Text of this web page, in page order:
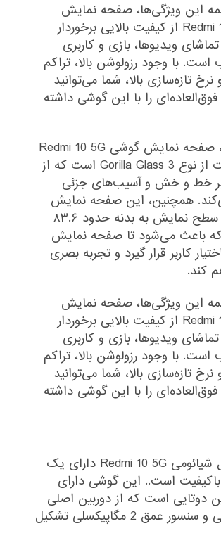
این ویژگی‌ها، صفحه نمایش
گوشی Redmi 10 5G از کیفیت بالایی برخوردار
ویدیوها، بازی و کاربری
است. با وجود رزولوشن بالا، تراکم
نرخ تازه‌سازی بالا، شما می‌توانید
را با این گوشی داشته
علاوه بر این، صفحه نمایش گوشی Redmi 10 5G
دارای حفاظت از نوع Gorilla Glass 3 است که از
خط و خش و آسیب‌های جزئی
همچنین، این صفحه نمایش
دارای نسبت سطح نمایش به بدنه حدود ۸۳.۶
باعث می‌شود تا صفحه نمایش
کاربر قرار گیرد و تجربه بصری
کند.
این ویژگی‌ها، صفحه نمایش
گوشی Redmi 10 5G از کیفیت بالایی برخوردار
ویدیوها، بازی و کاربری
است. با وجود رزولوشن بالا، تراکم
نرخ تازه‌سازی بالا، شما می‌توانید
را با این گوشی داشته
گوشی موبایل شیائومی Redmi 10 5G دارای یک
باکیفیت است.. این گوشی دارای
دوتایی است که از دوربین اصلی
50 مگاپیکسلی و سنسور عمق 2 مگاپیکسلی تشکیل